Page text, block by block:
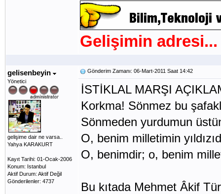
Gelişimin adresi...
gelisenbeyin
Yönetici
gelişime dair ne varsa..
Yahya KARAKURT
Kayıt Tarihi: 01-Ocak-2006
Konum: Istanbul
Aktif Durum: Aktif Değil
Gönderilenler: 4737
Gönderim Zamanı: 06-Mart-2011 Saat 14:42
İSTİKLAL MARŞI
Korkma! Sönmez bu
Sönmeden yurdumun
O, benim milletimin
O, benimdir; o, benim
Bu kıtada Mehmet Âkif